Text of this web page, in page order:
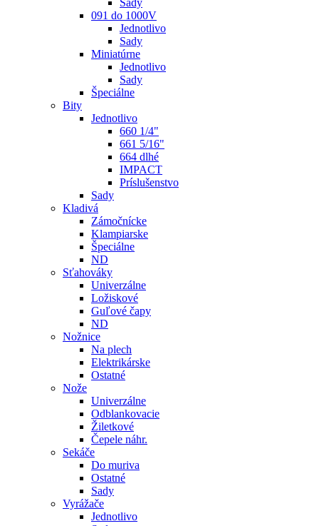
Sady
091 do 1000V
Jednotlivo
Sady
Miniatúrne
Jednotlivo
Sady
Špeciálne
Bity
Jednotlivo
660 1/4"
661 5/16"
664 dlhé
IMPACT
Príslušenstvo
Sady
Kladivá
Zámočnícke
Klampiarske
Špeciálne
ND
Sťahováky
Univerzálne
Ložiskové
Guľové čapy
ND
Nožnice
Na plech
Elektrikárske
Ostatné
Nože
Univerzálne
Odblankovacie
Žiletkové
Čepele náhr.
Sekáče
Do muriva
Ostatné
Sady
Vyrážače
Jednotlivo